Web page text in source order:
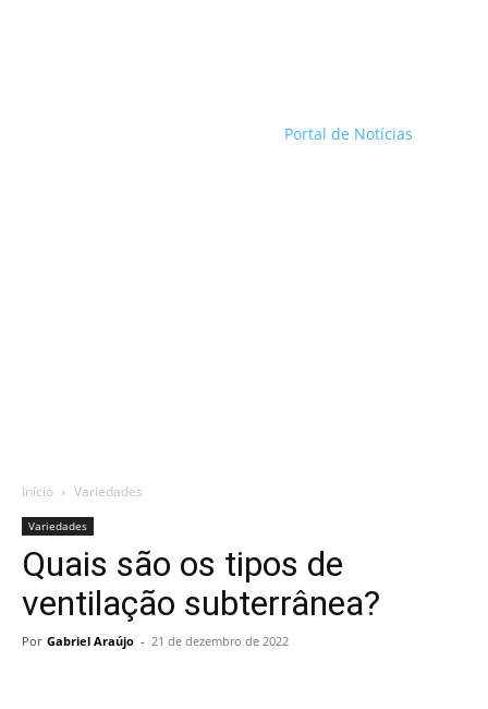
Portal de Notícias
Início Variedades
Variedades
Quais são os tipos de
ventilação subterrânea?
Por Gabriel Araújo - 21 de dezembro de 2022